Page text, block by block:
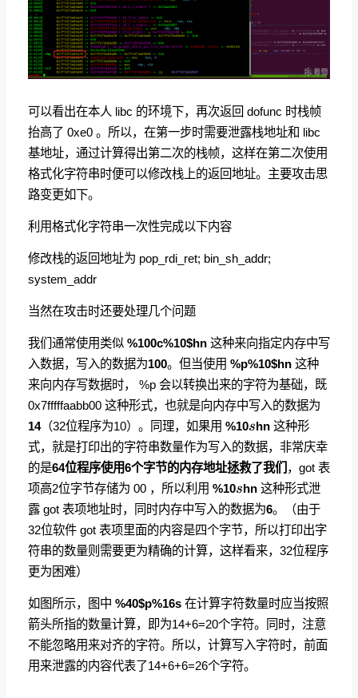
可以看出在本人 libc 的环境下，再次返回 dofunc 时栈帧
抬高了 0xe0 。所以，在第一步时需要泄露栈地址和 libc
基地址，通过计算得出第二次的栈帧，这样在第二次使用
格式化字符串时便可以修改栈上的返回地址。主要攻击思
路变更如下。
利用格式化字符串一次性完成以下内容
修改栈的返回地址为 pop_rdi_ret; bin_sh_addr;
system_addr
当然在攻击时还要处理几个问题
我们通常使用类似 %100c%10$hn 这种来向指定内存中写
入数据，写入的数据为100。但当使用 %p%10$hn 这种
来向内存写数据时， %p 会以转换出来的字符为基础，既
0x7fffffaabb00 这种形式，也就是向内存中写入的数据为
14（32位程序为10）。同理，如果用 %10s%10
shn 这种形
式，就是打印出的字符串数量作为写入的数据，非常庆幸
的是64位程序使用6个字节的内存地址拯救了我们 ，got 表
项高2位字节存储为 00 ，所以利用 %10s%10
shn 这种形式泄
露 got 表项地址时，同时内存中写入的数据为6。（由于
32位软件 got 表项里面的内容是四个字节，所以打印出字
符串的数量则需要更为精确的计算，这样看来，32位程序
更为困难）
如图所示，图中 %40$p%16s 在计算字符数量时应当按照
箭头所指的数量计算，即为14+6=20个字符。同时，注意
不能忽略用来对齐的字符。所以，计算写入字符时，前面
用来泄露的内容代表了14+6+6=26个字符。